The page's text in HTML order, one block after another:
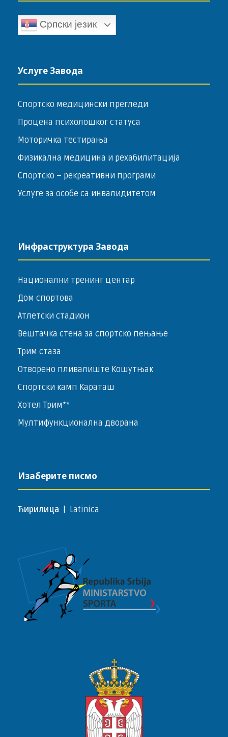
Српски језик
Услуге Завода
Спортско медицински прегледи
Процена психолошког статуса
Моторичка тестирања
Физикална медицина и рехабилитација
Спортско – ­рекреативни програми
Услуге за особе са инвалидитетом
Инфраструктура Завода
Национални тренинг центар
Дом спортова
Атлетски стадион
Вештачка стена за спортско пењање
Трим стаза
Отворено пливалиште Кошутњак
Спортски камп Караташ
Хотел Трим**
Мултифункционална дворана
Изаберите писмо
Ћирилица Latinica